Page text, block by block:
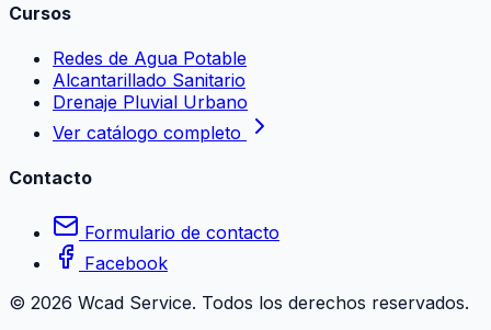
Cursos
Redes de Agua Potable
Alcantarillado Sanitario
Drenaje Pluvial Urbano
Ver catálogo completo
Contacto
Formulario de contacto
Facebook
© 2026 Wcad Service. Todos los derechos reservados.